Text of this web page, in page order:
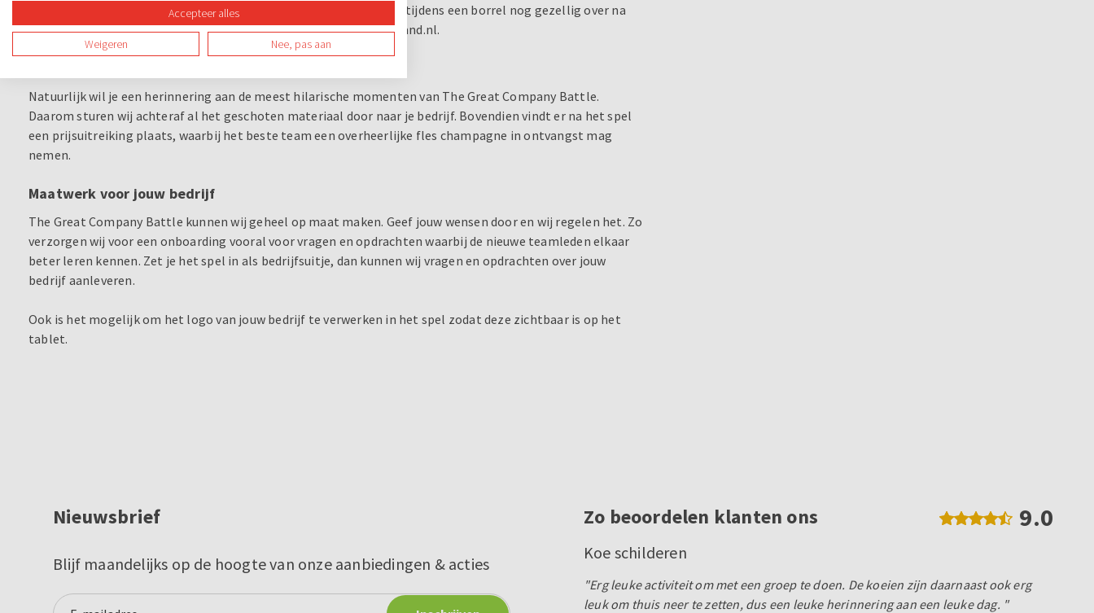
Genoeg dynamiek dus tijdens dit spel, waar de teams bijvoorbeeld tijdens een borrel nog gezellig over na
kunnen praten. Ook de borrel reserveer je uiteraard via DoeNederland.nl.
Natuurlijk wil je een herinnering aan de meest hilarische momenten van The Great Company Battle.
Daarom sturen wij achteraf al het geschoten materiaal door naar je bedrijf. Bovendien vindt er na het spel
een prijsuitreiking plaats, waarbij het beste team een overheerlijke fles champagne in ontvangst mag
nemen.
Maatwerk voor jouw bedrijf
The Great Company Battle kunnen wij geheel op maat maken. Geef jouw wensen door en wij regelen het. Zo
verzorgen wij voor een onboarding vooral voor vragen en opdrachten waarbij de nieuwe teamleden elkaar
beter leren kennen. Zet je het spel in als bedrijfsuitje, dan kunnen wij vragen en opdrachten over jouw
bedrijf aanleveren.
Ook is het mogelijk om het logo van jouw bedrijf te verwerken in het spel zodat deze zichtbaar is op het
tablet.
Nieuwsbrief
Blijf maandelijks op de hoogte van onze aanbiedingen & acties
Zo beoordelen klanten ons 9.0
Koe schilderen
"Erg leuke activiteit om met een groep te doen. De koeien zijn daarnaast ook erg
leuk om thuis neer te zetten, dus een leuke herinnering aan een leuke dag. "
Accepteer alles
Weigeren Nee, pas aan